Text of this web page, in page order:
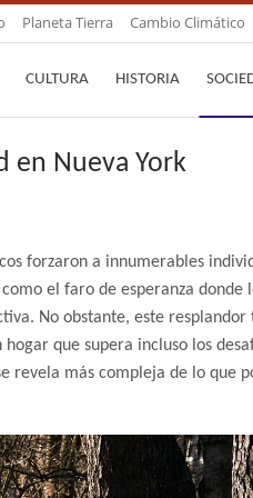
Planeta Tierra Cambio Climático
CULTURA HISTORIA
en Nueva York
forzaron a innumerables
el faro de esperanza donde
No obstante, este resplandor
que supera incluso los
revela más compleja de lo que